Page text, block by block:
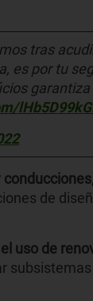
tras
es por tu
conducciones
de
uso de